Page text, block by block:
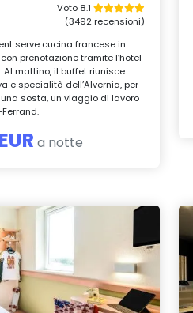
Voto 8.1
(3492 recensioni)
serve cucina francese in
prenotazione tramite l’hotel
Al mattino, il buffet riunisce
e specialità dell’Alvernia, per
sosta, un viaggio di lavoro
a notte